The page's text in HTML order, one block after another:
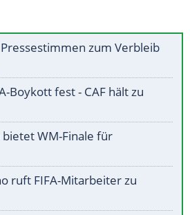
zum Verbleib
Boykott fest - CAF hält zu
WM-Finale für
ruft FIFA-Mitarbeiter zu